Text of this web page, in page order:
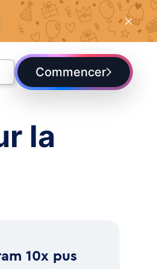
Commencer
la
10x pus